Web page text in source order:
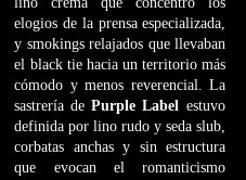
elogios de la prensa especializada,
y smokings relajados que llevaban
el black tie hacia un territorio más
cómodo y menos reverencial. La
sastrería dePurple Label
estuvo
definida por lino rudo y seda slub,
corbatas anchas y sin estructura
que evocan el romanticismo